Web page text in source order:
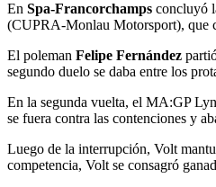
En Spa-Francorchamps concluyó
(CUPRA-Monlau Motorsport), que
El poleman Felipe Fernández
segundo duelo se daba entre los
En la segunda vuelta, el MA:GP
se fuera contra las contenciones y
Luego de la interrupción, Volt
competencia, Volt se consagró